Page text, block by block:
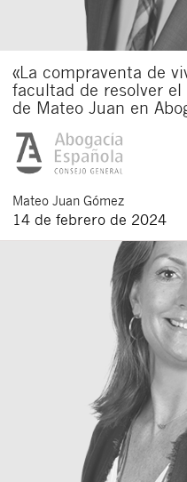
«La compraventa de
facultad de resolver
de Mateo Juan en
Mateo Juan Gómez
14 de febrero de 2024